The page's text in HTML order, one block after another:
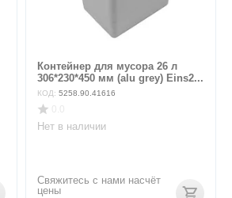
Контейнер для мусора 26 л
306*230*450 мм (alu grey) Eins2...
КОД: 5258.90.41616
Нет в наличии
Свяжитесь с нами насчёт
цены